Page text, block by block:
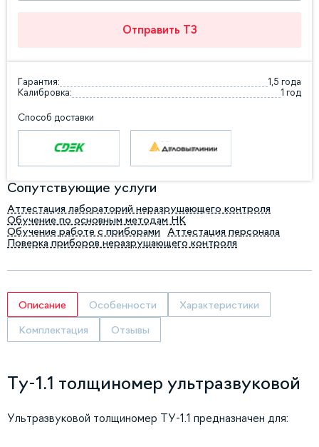
Отправить ТЗ
Гарантия:
1,5 года
Калибровка:
1 год
Способ доставки
Сопутствующие услуги
Аттестация лабораторий неразрушающего контроля
Обучение по основным методам НК
Обучение работе с приборами
Аттестация персонала
Поверка приборов неразрушающего контроля
Описание Особенности Характеристики
Комплектация Отзывы
Ту-1.1 толщиномер ультразвуковой
Ультразвуковой толщиномер ТУ-1.1 предназначен для: